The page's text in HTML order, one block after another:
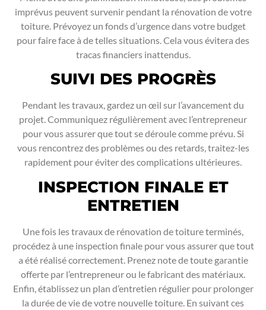
imprévus peuvent survenir pendant la rénovation de votre
toiture. Prévoyez un fonds d’urgence dans votre budget
pour faire face à de telles situations. Cela vous évitera des
tracas financiers inattendus.
SUIVI DES PROGRÈS
Pendant les travaux, gardez un œil sur l’avancement du
projet. Communiquez régulièrement avec l’entrepreneur
pour vous assurer que tout se déroule comme prévu. Si
vous rencontrez des problèmes ou des retards, traitez-les
rapidement pour éviter des complications ultérieures.
INSPECTION FINALE ET
ENTRETIEN
Une fois les travaux de rénovation de toiture terminés,
procédez à une inspection finale pour vous assurer que tout
a été réalisé correctement. Prenez note de toute garantie
offerte par l’entrepreneur ou le fabricant des matériaux.
Enfin, établissez un plan d’entretien régulier pour prolonger
la durée de vie de votre nouvelle toiture. En suivant ces